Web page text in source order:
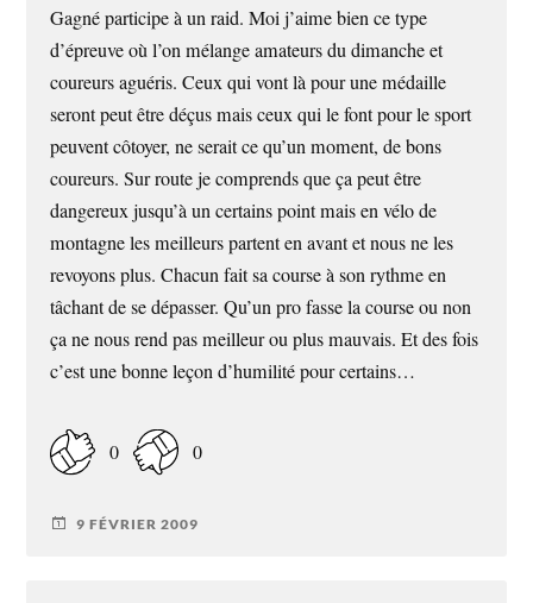
Gagné participe à un raid. Moi j’aime bien ce type
d’épreuve où l’on mélange amateurs du dimanche et
coureurs aguéris. Ceux qui vont là pour une médaille
seront peut être déçus mais ceux qui le font pour le sport
peuvent côtoyer, ne serait ce qu’un moment, de bons
coureurs. Sur route je comprends que ça peut être
dangereux jusqu’à un certains point mais en vélo de
montagne les meilleurs partent en avant et nous ne les
revoyons plus. Chacun fait sa course à son rythme en
tâchant de se dépasser. Qu’un pro fasse la course ou non
ça ne nous rend pas meilleur ou plus mauvais. Et des fois
c’est une bonne leçon d’humilité pour certains…
0 0
9 FÉVRIER 2009